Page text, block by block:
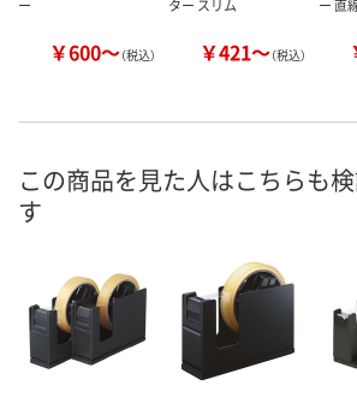
ー
￥600～（税込）
ター スリム
￥421～（税込）
ー 直
この商品を見た人はこちらも
す